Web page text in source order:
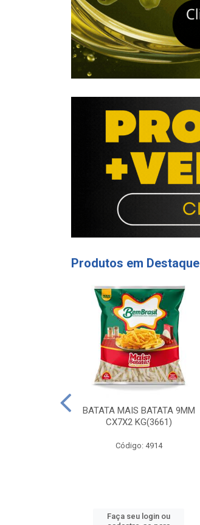
Produtos em Destaque
BATATA MAIS BATATA 9MM
CX7X2 KG(3661)
Código: 4914
Faça seu login ou